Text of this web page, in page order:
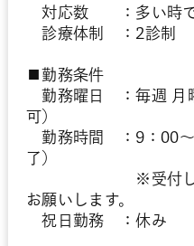
対応数 ：多い時で
診療体制 ：2診制
■勤務条件
勤務曜日 ：毎週 月
可）
勤務時間 ：9：00～
了）
※受付した患者
お願いします。
祝日勤務 ：休み